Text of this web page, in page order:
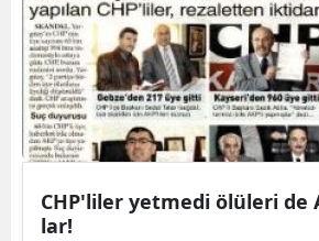
CHP'­li­ler yet­me­di ölü­le­ri de
lar!